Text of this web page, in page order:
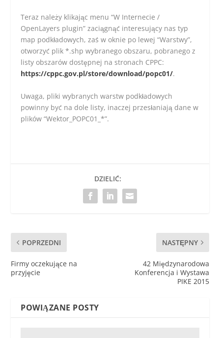
Teraz należy klikając menu “W Internecie /
OpenLayers plugin” zaciągnąć interesujący nas typ
map podkładowych, zaś w oknie po lewej “Warstwy”,
otworzyć plik *.shp wybranego obszaru, pobranego z
listy obszarów dostępnej na stronach CPPC:
https://cppc.gov.pl/store/download/popc01/.
Uwaga, pliki wybranych warstw podkładowych
powinny być na dole listy, inaczej przesłaniają dane w
plików “Wektor_POPC01_*”.
DZIELIĆ:
POPRZEDNI
Firmy oczekujące na
przyjęcie
NASTĘPNY
42 Międzynarodowa
Konferencja i Wystawa
PIKE 2015
POWIĄZANE POSTY